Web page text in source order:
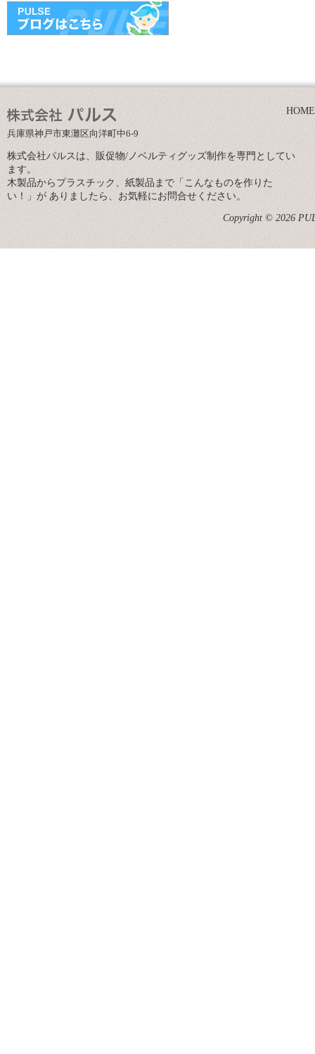
兵庫県神戸市東灘区向洋町中6-9
HOME
株式会社パルスは、販促物/ノベルティグッズ制作を専門としてい
ます。
木製品からプラスチック、紙製品まで「こんなものを作りた
い！」が ありましたら、お気軽にお問合せください。
Copyright © 2026